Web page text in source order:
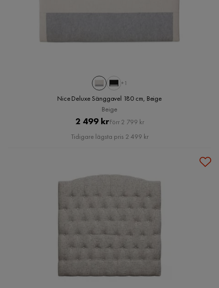
+1
Nice Deluxe Sänggavel 180 cm, Beige
Beige
Pris
2 499 krOriginal
Pris
Förr 2 799 kr
Tidigare lägsta pris 2 499 kr